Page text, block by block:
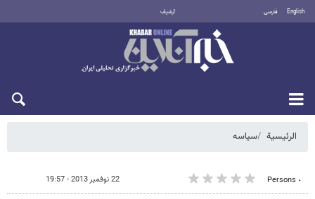
English فارسی أرشيف
الرئيسية سیاسه
٠ Persons 22 نوفمبر 2013 - 19:57